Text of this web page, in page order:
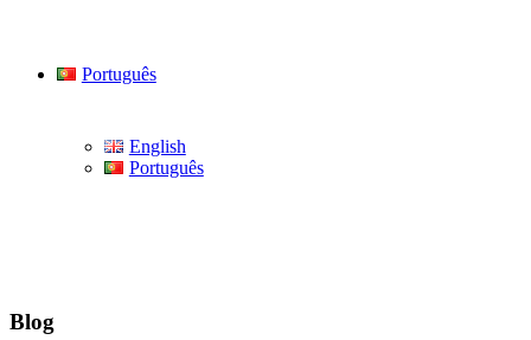
Português
English
Português
Blog